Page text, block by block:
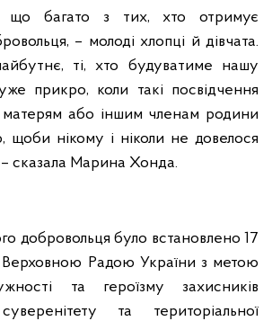
що багато з тих, хто отримує
– молоді хлопці й дівчата.
ті, хто будуватиме нашу
прикро, коли такі посвідчення
матерям або іншим членам родини
щоби нікому і ніколи не довелося
сказала Марина Хонда.
добровольця було встановлено 17
Верховною Радою України з метою
та героїзму захисників
та територіальної